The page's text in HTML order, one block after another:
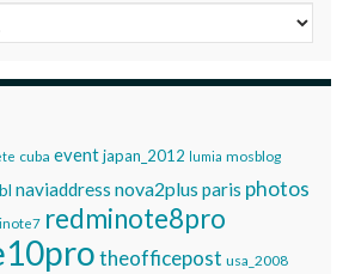
cuba eventjapan_2012 lumia mosblog
naviaddress nova2plus paris photos
redminote8pro
theofficepost usa_2008